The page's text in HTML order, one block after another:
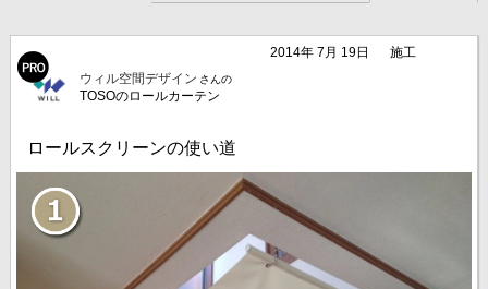
2014年 7月 19日
施工
ウィル空間デザイン さんの
TOSOのロールカーテン
ロールスクリーンの使い道